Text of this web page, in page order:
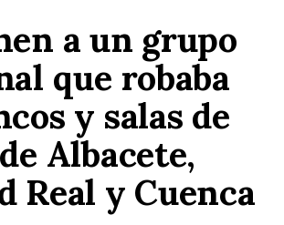
a un grupo
que robaba
y salas de
Albacete,
Real y Cuenca